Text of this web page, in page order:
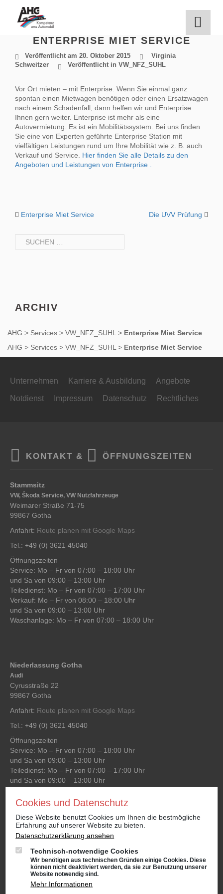
springen
ENTERPRISE MIET SERVICE
Veröffentlicht am 20. Oktober 2015
Virginia
Schweitzer
Veröffentlicht in VW_NFZ_SUHL
Vor Ort mieten – mit Enterprise. Wenn Sie einmal ganz
spontan einen Mietwagen benötigen oder einen Ersatzwagen
nach einem Schadenfall, dann helfen wir und Enterprise
Ihnen gern weiter. Enterprise ist mehr als eine
Autovermietung. Es ist ein Mobilitätssystem. Bei uns finden
Sie eine von Experten geführte Enterprise Station mit
vielfältigen Leistungen rund um Ihre Mobilität wie z. B. auch
Verkauf und Service. Hier finden Sie alle Details zu den
Angeboten und Leistungen von Enterprise .
BEITRAGS-
Enterprise Miet Service Die UVV Prüfung
Suchen
nach:
ARCHIV
AHG > Services > VW_NFZ_SUHL > Enterprise Miet Service
AHG > Services > VW_NFZ_SUHL > Enterprise Miet Service
Unternehmen Karriere & Ausbildung Angebote
Notdienst Impressum Datenschutz Rechtliches
KONTAKT & ÖFFNUNGSZEITEN
Stammsitz
VW, Škoda Service, VW Nutzfahrzeuge
Weimarer Straße 71-75
99867 Gotha
Anfahrt: Route planen mit Google Maps
Tel.: +49 (0) 3621 45040
Öffnungszeiten
Service: Mo – Fr von 07:00 – 18:00 Uhr
und Sa von 09:00 – 13:00 Uhr
Teiledienst: Mo – Fr von 07:00 – 17:00 Uhr
Verkauf: Mo – Fr von 08:00 – 18:00 Uhr
und Sa von 09:00 – 13:00 Uhr
Waschanlage: Mo – Fr von 07:00 – 18:00 Uhr
Niederlassung Gotha
Audi
Cyrusstraße 22
99867 Gotha
Anfahrt: Route planen mit Google Maps
Tel.: +49 (0) 3621 45040
Öffnungszeiten
Service: Mo – Fr von 07:00 – 18:00 Uhr
und Sa von 09:00 – 13:00 Uhr
Teiledienst: Mo – Fr von 07:00 – 17:00 Uhr
und Sa von 09:00 – 13:00 Uhr
und Sa von 09:00 – 13:00 Uhr
und Sa von 09:00 – 13:00 Uhr
Niederlassung Gotha
CUPRA & SEAT
Cyrusstraße 22
99867 Gotha
Cookies und Datenschutz
Diese Website benutzt Cookies um Ihnen die bestmögliche
Erfahrung auf unserer Website zu bieten.
Datenschutzerklärung ansehen
Technisch-notwendige Cookies
Wir benötigen aus technischen Gründen einige Cookies. Diese
können nicht deaktiviert werden, da sie zur Benutzung unserer
Website notwendig sind.
Mehr Informationen